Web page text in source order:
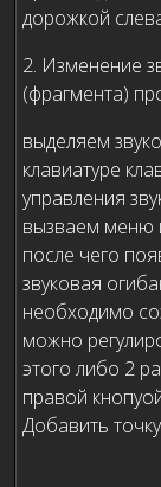
дорожкой
2. Изменение
(фрагмента)
выделяем
клавиатуре
управления
вызваем меню
после чего
звуковая
необходимо
можно
этого либо 2
правой
Добавить